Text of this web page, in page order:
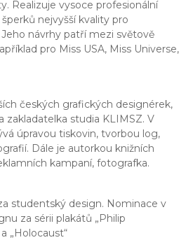
Realizuje vysoce profesionální
nejvyšší kvality pro
návrhy patří mezi světově
pro Miss USA, Miss Universe,
českých grafických designérek,
zakladatelka studia KLIMSZ. V
úpravou tiskovin, tvorbou log,
Dále je autorkou knižních
kampaní, fotografka.
studentský design. Nominace v
za sérii plakátů „Philip
„Holocaust“